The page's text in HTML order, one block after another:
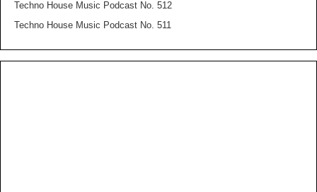
Techno House Music Podcast No. 512
Techno House Music Podcast No. 511